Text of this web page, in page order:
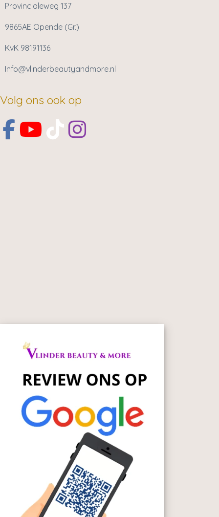
Provincialeweg 137
9865AE Opende (Gr.)
KvK 98191136
Info@vlinderbeautyandmore.nl
Volg ons ook op